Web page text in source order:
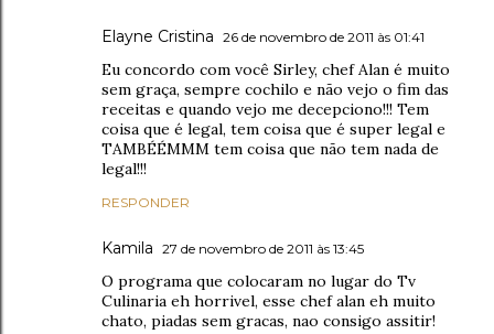
Elayne Cristina 26 de novembro de 2011 às 01:41
Eu concordo com você Sirley, chef Alan é muito
sem graça, sempre cochilo e não vejo o fim das
receitas e quando vejo me decepciono!!! Tem
coisa que é legal, tem coisa que é super legal e
TAMBÉÉMMM tem coisa que não tem nada de
legal!!!
RESPONDER
Kamila 27 de novembro de 2011 às 13:45
O programa que colocaram no lugar do Tv
Culinaria eh horrivel, esse chef alan eh muito
chato, piadas sem gracas, nao consigo assitir!